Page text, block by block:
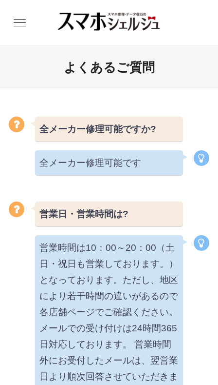
よくあるご質問
全メーカー修理可能ですか?
全メーカー修理可能です
営業日・営業時間は?
営業時間は10：00～20：00（土
日・祝日も営業しております。）
となっております。ただし、地区
により若干時間の違いがあるので
各店舗ページでご確認ください。
メールでの受け付けは24時間365
日対応しております。 営業時間
外にお受付したメールは、翌営業
日より順次回答させていただきま